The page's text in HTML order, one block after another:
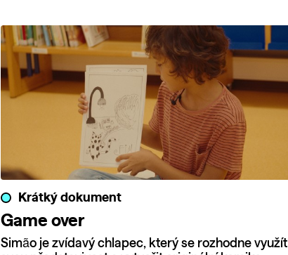
Krátký dokument
Game over
Simão je zvídavý chlapec, který se rozhodne využít